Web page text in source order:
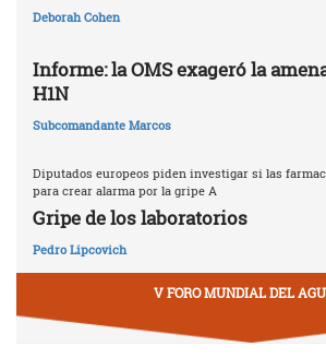
Deborah Cohen
Informe: la OMS exageró la
H1N
Subcomandante Marcos
Diputados europeos piden investigar si las
para crear alarma por la gripe A
Gripe de los laboratorios
Pedro Lipcovich
V FORO MUNDIAL DEL